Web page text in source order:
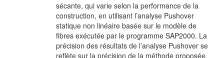
sécante, qui varie selon la performance de la
construction, en utilisant l’analyse Pushover
statique non linéaire basée sur le modèle de
fibres exécutée par le programme SAP2000. La
précision des résultats de l’analyse Pushover se
reflète sur la précision de la méthode proposée.